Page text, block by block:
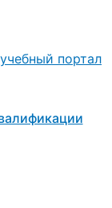
портал